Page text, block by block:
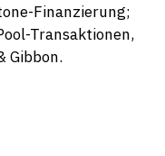
Finanzierung;
Transaktionen,
Gibbon.